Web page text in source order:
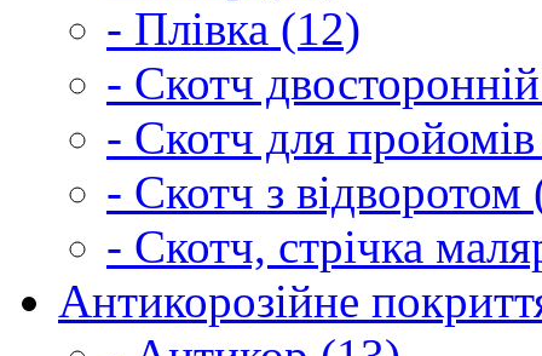
- Плівка (12)
- Скотч
- Скотч для
- Скотч з відворотом
- Скотч, стрічка
Антикорозійне